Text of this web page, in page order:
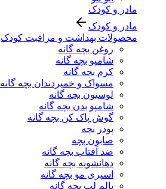
مادر و کودک
مادر و کودک
محصولات بهداشت و مراقبت کودک
روغن بچه گانه
شامپو بچه گانه
کرم بچه گانه
مسواک و خمیردندان بچه گانه
لوسیون بچه گانه
شامپو بدن بچه گانه
گوش پاک کن بچه گانه
پودر بچه
صابون بچه
ضد آفتاب بچه گانه
دهانشویه بچه گانه
اسپری مو بچه گانه
بالم لب بچه گانه